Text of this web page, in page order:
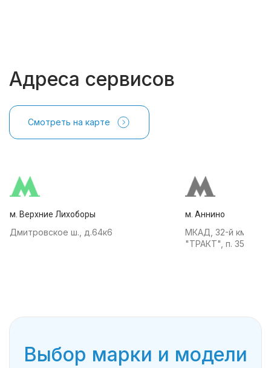
Адреса сервисов
Смотреть на карте
м. Верхние Лихоборы
Дмитровское ш., д.64к6
м. Аннино
МКАД, 32-й км, АТК
"ТРАКТ", п. 35
Выбор марки и модели